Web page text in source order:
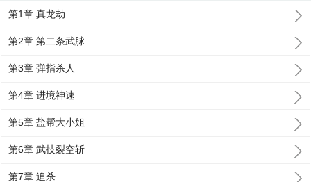
第1章 真龙劫
第2章 第二条武脉
第3章 弹指杀人
第4章 进境神速
第5章 盐帮大小姐
第6章 武技裂空斩
第7章 追杀